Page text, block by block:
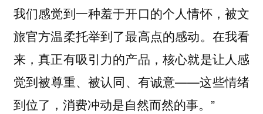
我们感觉到一种羞于开口的个人情怀，被文
旅官方温柔托举到了最高点的感动。在我看
来，真正有吸引力的产品，核心就是让人感
觉到被尊重、被认同、有诚意——这些情绪
到位了，消费冲动是自然而然的事。”